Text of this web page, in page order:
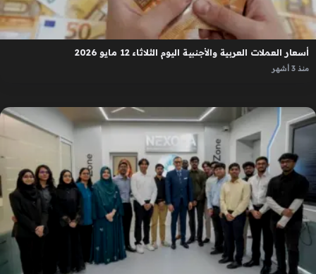
أسعار العملات العربية والأجنبية اليوم الثلاثاء 12 مايو 2026
منذ 3 أشهر